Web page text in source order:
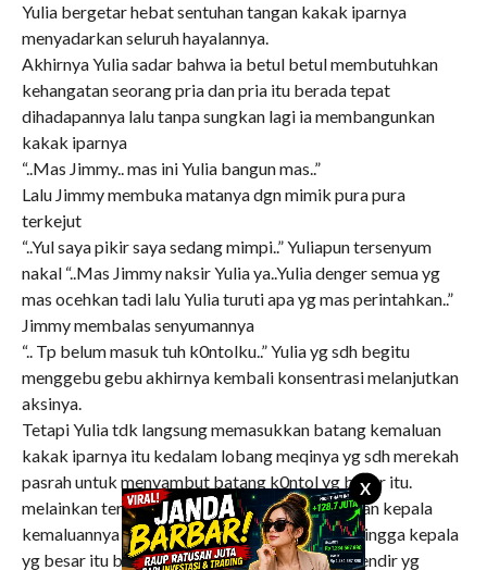
X
Yulia bergetar hebat sentuhan tangan kakak iparnya
menyadarkan seluruh hayalannya.
Akhirnya Yulia sadar bahwa ia betul betul membutuhkan
kehangatan seorang pria dan pria itu berada tepat
dihadapannya lalu tanpa sungkan lagi ia membangunkan
kakak iparnya
“..Mas Jimmy.. mas ini Yulia bangun mas..”
Lalu Jimmy membuka matanya dgn mimik pura pura
terkejut
“..Yul saya pikir saya sedang mimpi..” Yuliapun tersenyum
nakal “..Mas Jimmy naksir Yulia ya..Yulia denger semua yg
mas ocehkan tadi lalu Yulia turuti apa yg mas perintahkan..”
Jimmy membalas senyumannya
“.. Tp belum masuk tuh k0ntolku..” Yulia yg sdh begitu
menggebu gebu akhirnya kembali konsentrasi melanjutkan
aksinya.
Tetapi Yulia tdk langsung memasukkan batang kemaluan
kakak iparnya itu kedalam lobang meqinya yg sdh merekah
pasrah untuk menyambut batang k0ntol yg besar itu.
melainkan terlebih dahulu menggesek-gesekkan kepala
kemaluannya itu diantara belahan meqinya sehingga kepala
yg besar itu basah dan mengkilap oleh cairan lendir yg